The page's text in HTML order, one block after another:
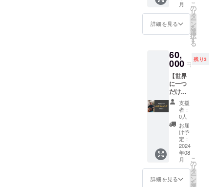
申し込
いての
詳細
いただ
くメー
ルアド
レスに
ご連絡
をさせ
ていた
だきま
す。
した
い！」
という
優しさ
に溢れ
におす
すめで
す。
月
詳細を見る
こ
の
リ
タ
ー
ン
を
選
択
す
る
60,
000 円
残り3
【世界
に一つ
だけ？
のオリ
ジナル
ソング
作りま
す！】
くいっ
く作詞
による
楽曲を
作成
し、く
いっく
支援
者：
0人
お届
け予
定：
2024
年08
月
詳細を見る
こ
の
リ
タ
ー
ン
を